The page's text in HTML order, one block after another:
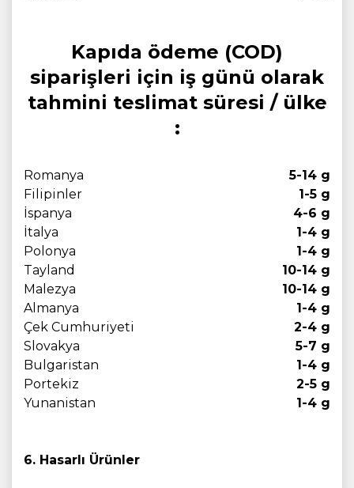
Kapıda ödeme (COD)
siparişleri için iş günü olarak
tahmini teslimat süresi / ülke
:
Romanya
5-14 g
Filipinler
1-5 g
İspanya
4-6 g
İtalya
1-4 g
Polonya
1-4 g
Tayland
10-14 g
Malezya
10-14 g
Almanya
1-4 g
Çek Cumhuriyeti
2-4 g
Slovakya
5-7 g
Bulgaristan
1-4 g
Portekiz
2-5 g
Yunanistan
1-4 g
6. Hasarlı Ürünler